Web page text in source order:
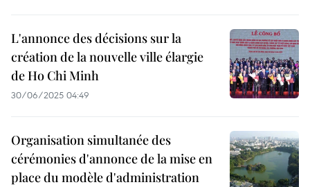
L'annonce des décisions sur la
création de la nouvelle ville élargie
de Ho Chi Minh
30/06/2025 04:49
Organisation simultanée des
cérémonies d'annonce de la mise en
place du modèle d'administration